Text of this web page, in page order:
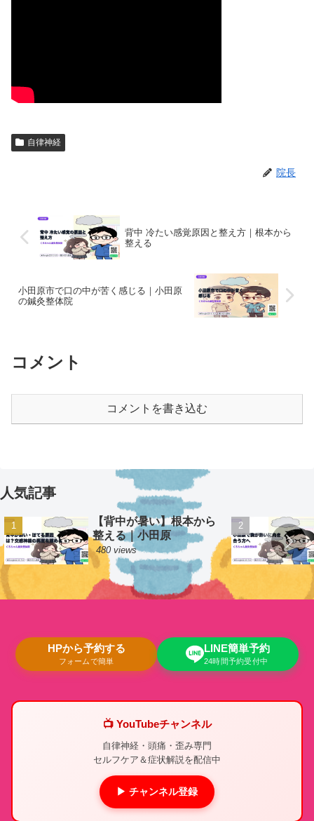
自律神経
院長
背中 冷たい感覚原因と整え方｜根本から
整える
小田原市で口の中が苦く感じる｜小田原
の鍼灸整体院
コメント
コメントを書き込む
人気記事
【背中が暑い】根本から
整える｜小田原
480 views
HPから予約する
フォームで簡単
LINE簡単予約
24時間予約受付中
📺 YouTubeチャンネル
自律神経・頭痛・歪み専門
セルフケア＆症状解説を配信中
▶ チャンネル登録